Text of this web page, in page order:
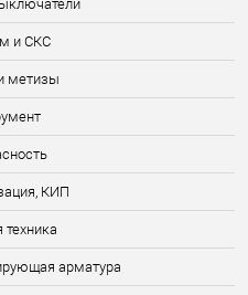
и СКС
метизы
КИП
техника
арматура